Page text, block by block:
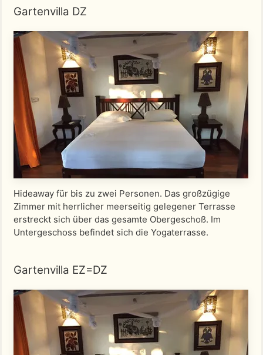
Gartenvilla DZ
Hideaway für bis zu zwei Personen. Das großzügige
Zimmer mit herrlicher meerseitig gelegener Terrasse
erstreckt sich über das gesamte Obergeschoß. Im
Untergeschoss befindet sich die Yogaterrasse.
Gartenvilla EZ=DZ